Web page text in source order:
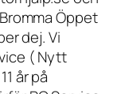
Öppet
dej. Vi
( Nytt
år på